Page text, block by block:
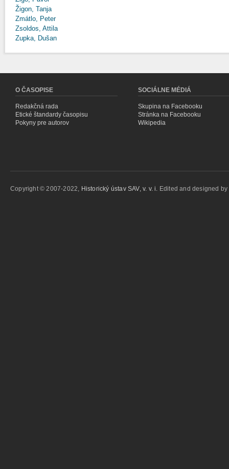
Žigon, Tanja
Zmátlo, Peter
Zsoldos, Attila
Zupka, Dušan
O ČASOPISE
Redakčná rada
Etické štandardy časopisu
Pokyny pre autorov
SOCIÁLNE MÉDIÁ
Skupina na Facebooku
Stránka na Facebooku
Wikipedia
Copyright © 2007-2022, Historický ústav SAV, v. v. i. Edited and designed by